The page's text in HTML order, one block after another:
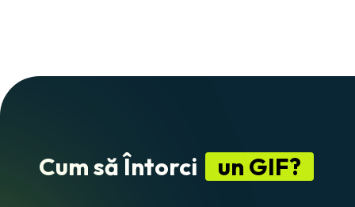
Cum să Întorci un GIF?